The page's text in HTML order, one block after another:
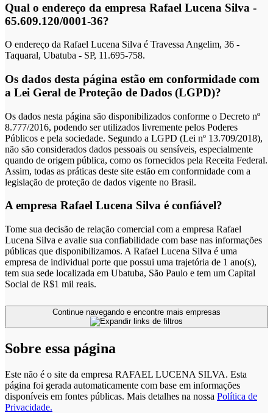
Qual o endereço da empresa Rafael Lucena Silva -
65.609.120/0001-36?
O endereço da Rafael Lucena Silva é Travessa Angelim, 36 -
Taquaral, Ubatuba - SP, 11.695-758.
Os dados desta página estão em conformidade com
a Lei Geral de Proteção de Dados (LGPD)?
Os dados nesta página são disponibilizados conforme o Decreto nº
8.777/2016, podendo ser utilizados livremente pelos Poderes
Públicos e pela sociedade. Segundo a LGPD (Lei nº 13.709/2018),
não são considerados dados pessoais ou sensíveis, especialmente
quando de origem pública, como os fornecidos pela Receita Federal.
Assim, todas as práticas deste site estão em conformidade com a
legislação de proteção de dados vigente no Brasil.
A empresa Rafael Lucena Silva é confiável?
Tome sua decisão de relação comercial com a empresa Rafael
Lucena Silva e avalie sua confiabilidade com base nas informações
públicas que disponibilizamos. A Rafael Lucena Silva é uma
empresa de individual porte que possui uma trajetória de 1 ano(s),
tem sua sede localizada em Ubatuba, São Paulo e tem um Capital
Social de R$1 mil reais.
Sobre essa página
Este não é o site da empresa RAFAEL LUCENA SILVA. Esta
página foi gerada automaticamente com base em informações
disponíveis em fontes públicas. Mais detalhes na nossa Política de
Privacidade.